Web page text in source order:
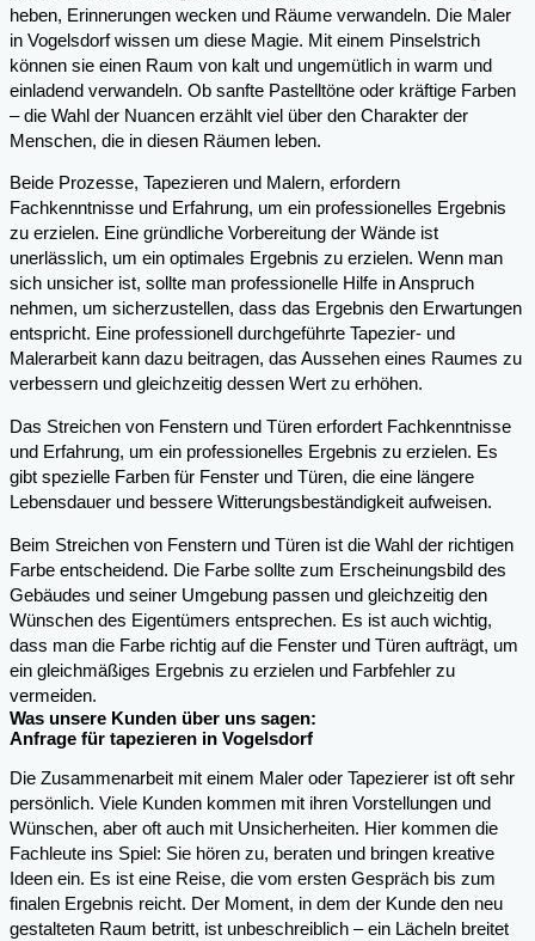
heben, Erinnerungen wecken und Räume verwandeln. Die Maler
in Vogelsdorf wissen um diese Magie. Mit einem Pinselstrich
können sie einen Raum von kalt und ungemütlich in warm und
einladend verwandeln. Ob sanfte Pastelltöne oder kräftige Farben
– die Wahl der Nuancen erzählt viel über den Charakter der
Menschen, die in diesen Räumen leben.
Beide Prozesse, Tapezieren und Malern, erfordern
Fachkenntnisse und Erfahrung, um ein professionelles Ergebnis
zu erzielen. Eine gründliche Vorbereitung der Wände ist
unerlässlich, um ein optimales Ergebnis zu erzielen. Wenn man
sich unsicher ist, sollte man professionelle Hilfe in Anspruch
nehmen, um sicherzustellen, dass das Ergebnis den Erwartungen
entspricht. Eine professionell durchgeführte Tapezier- und
Malerarbeit kann dazu beitragen, das Aussehen eines Raumes zu
verbessern und gleichzeitig dessen Wert zu erhöhen.
Das Streichen von Fenstern und Türen erfordert Fachkenntnisse
und Erfahrung, um ein professionelles Ergebnis zu erzielen. Es
gibt spezielle Farben für Fenster und Türen, die eine längere
Lebensdauer und bessere Witterungsbeständigkeit aufweisen.
Beim Streichen von Fenstern und Türen ist die Wahl der richtigen
Farbe entscheidend. Die Farbe sollte zum Erscheinungsbild des
Gebäudes und seiner Umgebung passen und gleichzeitig den
Wünschen des Eigentümers entsprechen. Es ist auch wichtig,
dass man die Farbe richtig auf die Fenster und Türen aufträgt, um
ein gleichmäßiges Ergebnis zu erzielen und Farbfehler zu
vermeiden.
Was unsere Kunden über uns sagen:
Anfrage für tapezieren in Vogelsdorf
Die Zusammenarbeit mit einem Maler oder Tapezierer ist oft sehr
persönlich. Viele Kunden kommen mit ihren Vorstellungen und
Wünschen, aber oft auch mit Unsicherheiten. Hier kommen die
Fachleute ins Spiel: Sie hören zu, beraten und bringen kreative
Ideen ein. Es ist eine Reise, die vom ersten Gespräch bis zum
finalen Ergebnis reicht. Der Moment, in dem der Kunde den neu
gestalteten Raum betritt, ist unbeschreiblich – ein Lächeln breitet